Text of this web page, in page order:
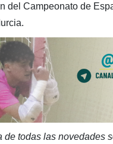
del Campeonato de
de todas las novedades